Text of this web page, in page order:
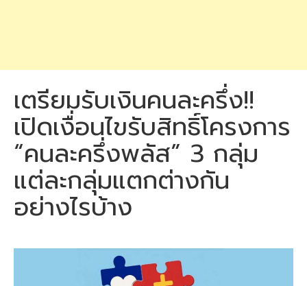
เตรียมรับเงินคนละครึ่ง!!
เปิดเงื่อนไขรับสิทธิ์โครงการ
“คนละครึ่งพลัส” 3 กลุ่ม
แต่ละกลุ่มแตกต่างกัน
อย่างไรบ้าง